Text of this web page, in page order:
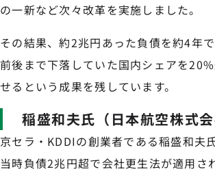
の一新など次々改革を実施しました。
その結果、約2兆円あった負債を約4年
前後まで下落していた国内シェアを
せるという成果を残しています。
稲盛和夫氏（日本航空株式会
京セラ・KDDIの創業者である稲盛和夫
当時負債2兆円超で会社更生法が適用さ